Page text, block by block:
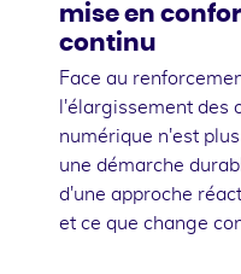
mise en
continu
Face au
l'élargissement des
numérique n'est
une démarche
d'une approche
et ce que change